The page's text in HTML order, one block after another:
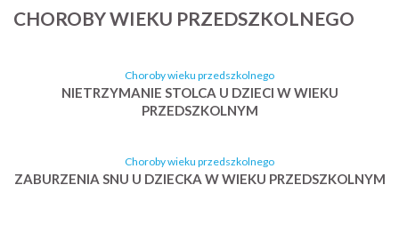
CHOROBY WIEKU PRZEDSZKOLNEGO
Choroby wieku przedszkolnego
NIETRZYMANIE STOLCA U DZIECI W WIEKU
PRZEDSZKOLNYM
Choroby wieku przedszkolnego
ZABURZENIA SNU U DZIECKA W WIEKU PRZEDSZKOLNYM